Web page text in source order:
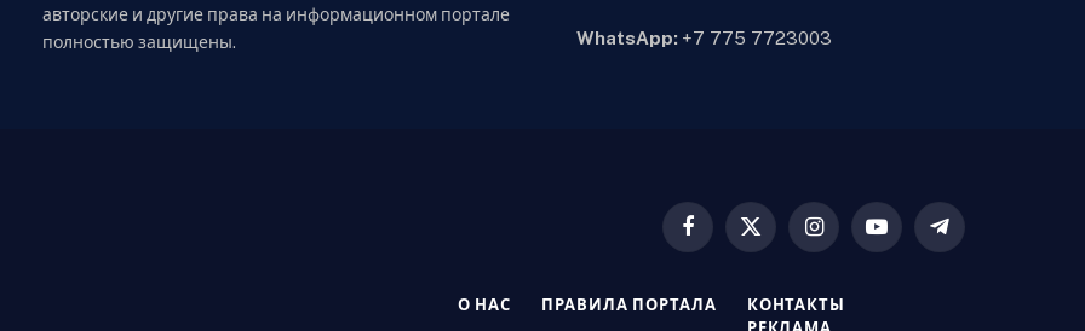
авторские и другие права на информационном портале
полностью защищены.
WhatsApp: +7 775 7723003
Facebook
X
InstagramYouTubeTelegram
О НАС ПРАВИЛА ПОРТАЛА
КОНТАКТЫ